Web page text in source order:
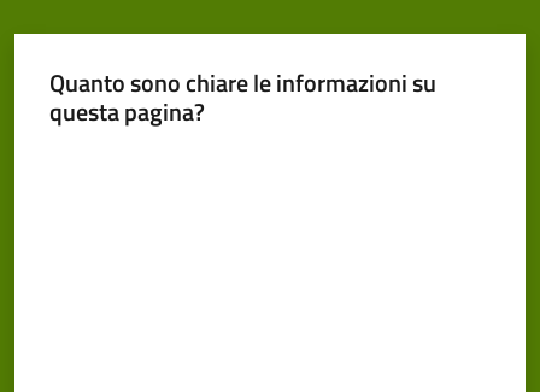
Quanto sono chiare le informazioni su
questa pagina?